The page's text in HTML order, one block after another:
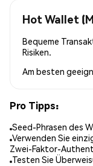
Hot Wallet
Bequeme
Risiken.
Am besten
Pro Tipps:
Seed-Phrasen des
Verwenden Sie
Zwei-Faktor-
Testen Sie